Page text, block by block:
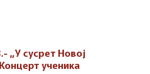
„У сусрет Новој
ученика